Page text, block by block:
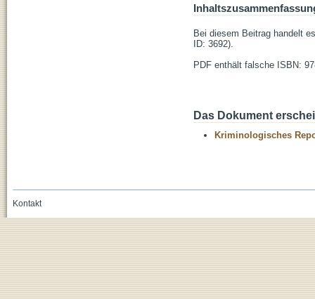
Bei diesem Beitrag handelt
ID: 3692).
PDF enthält falsche ISBN:
Das Dokument
Kriminologisches
Kontakt